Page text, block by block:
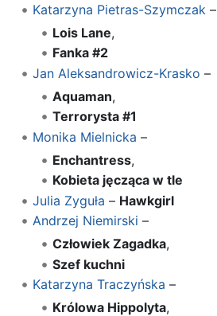
Katarzyna Pietras-Szymczak –
Lois Lane,
Fanka #2
Jan Aleksandrowicz-Krasko –
Aquaman,
Terrorysta #1
Monika Mielnicka –
Enchantress,
Kobieta jęcząca w tle
Julia Zyguła – Hawkgirl
Andrzej Niemirski –
Człowiek Zagadka,
Szef kuchni
Katarzyna Traczyńska –
Królowa Hippolyta,